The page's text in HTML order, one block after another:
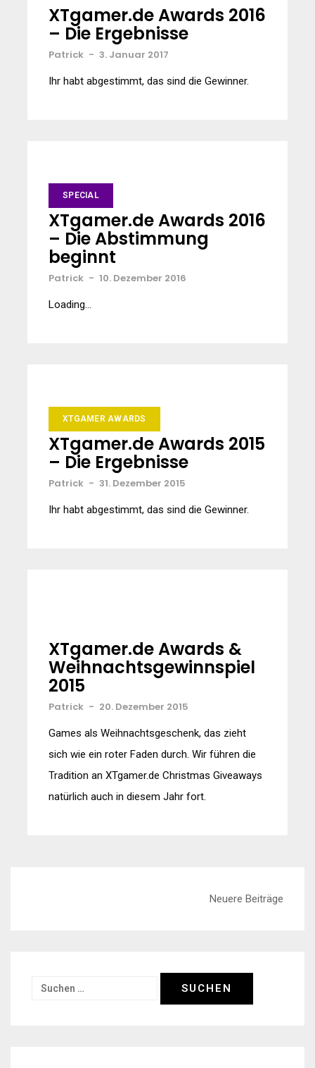
XTgamer.de Awards 2016
– Die Ergebnisse
Patrick - 3. Januar 2017
Ihr habt abgestimmt, das sind die Gewinner.
SPECIAL
XTgamer.de Awards 2016
– Die Abstimmung
beginnt
Patrick - 10. Dezember 2016
Loading…
XTGAMER AWARDS
XTgamer.de Awards 2015
– Die Ergebnisse
Patrick - 31. Dezember 2015
Ihr habt abgestimmt, das sind die Gewinner.
XTgamer.de Awards &
Weihnachtsgewinnspiel
2015
Patrick - 20. Dezember 2015
Games als Weihnachtsgeschenk, das zieht
sich wie ein roter Faden durch. Wir führen die
Tradition an XTgamer.de Christmas Giveaways
natürlich auch in diesem Jahr fort.
BeitragsnavigationNeuere Beiträge
Suchen